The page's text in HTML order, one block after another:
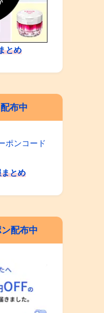
とめ
布中
とめ
配布中